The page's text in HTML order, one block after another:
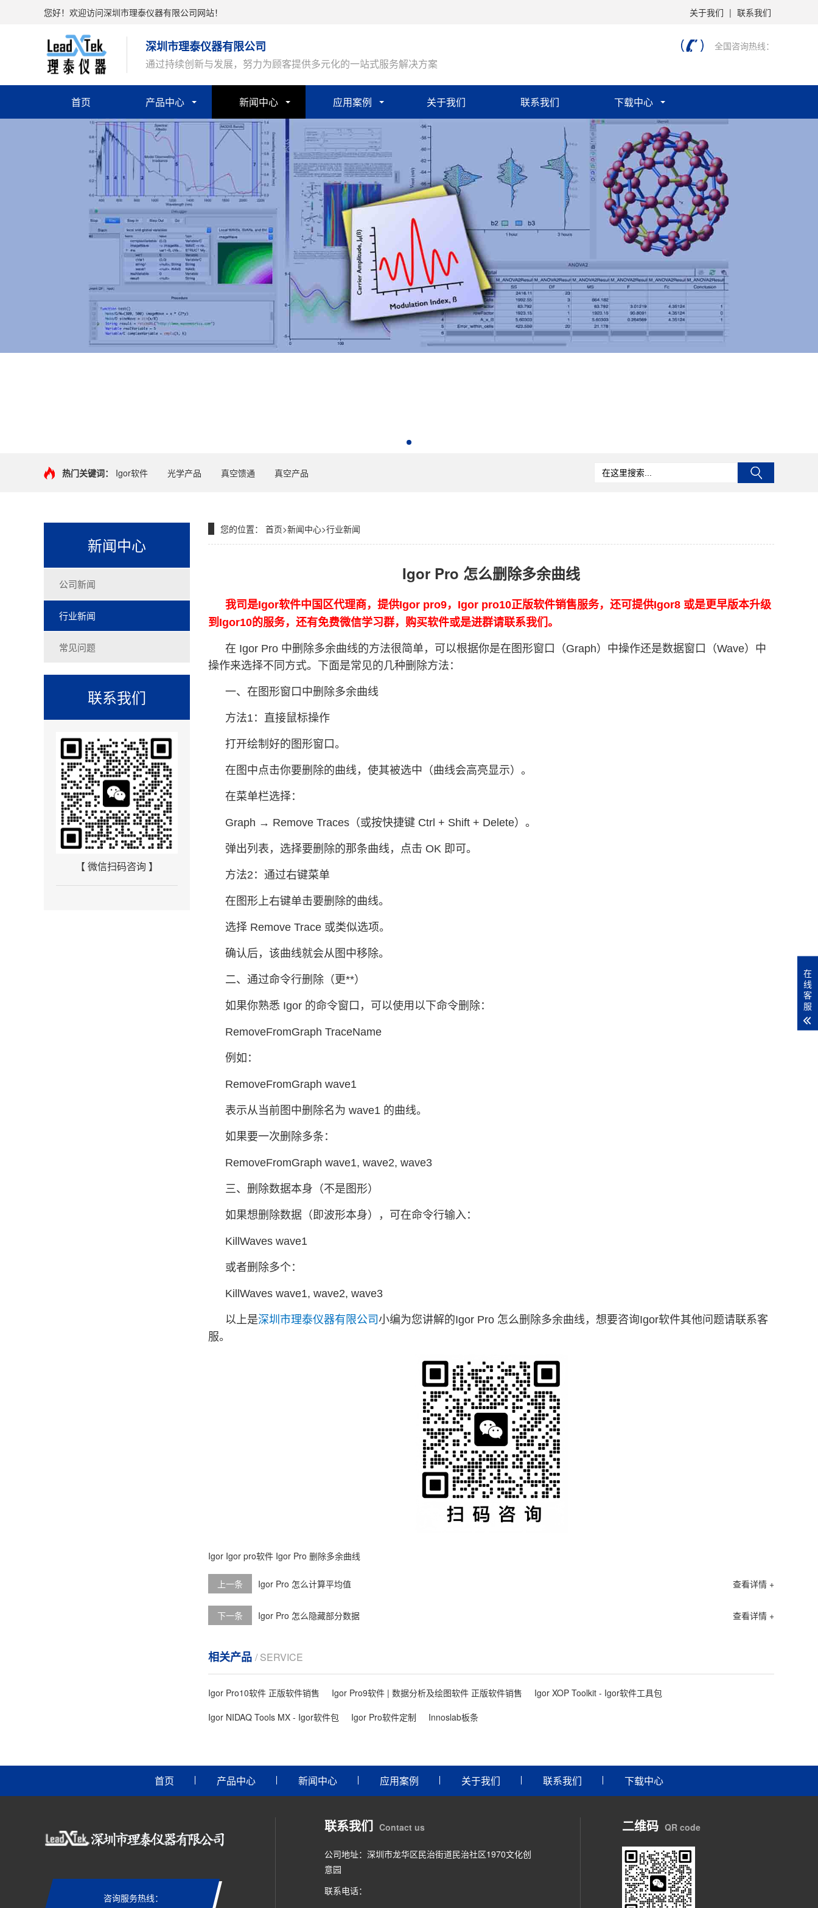
您好！欢迎访问深圳市理泰仪器有限公司网站！ 关于我们 | 联系我们
深圳市理泰仪器有限公司
通过持续创新与发展，努力为顾客提供多元化的一站式服务解决方案
全国咨询热线：
首页 产品中心 新闻中心 应用案例 关于我们 联系我们 下载中心
热门关键词：
Igor软件 光学产品 真空馈通 真空产品
新闻中心
公司新闻
行业新闻
常见问题
联系我们
【 微信扫码咨询 】
您的位置： 首页>新闻中心>行业新闻
Igor Pro 怎么删除多余曲线
我司是Igor软件中国区代理商，提供Igor pro9，Igor pro10正版软件销售服务，还可提供Igor8 或是更早版本升级
到Igor10的服务，还有免费微信学习群，购买软件或是进群请联系我们。
在 Igor Pro 中删除多余曲线的方法很简单，可以根据你是在图形窗口（Graph）中操作还是数据窗口（Wave）中
操作来选择不同方式。下面是常见的几种删除方法：
一、在图形窗口中删除多余曲线
方法1：直接鼠标操作
打开绘制好的图形窗口。
在图中点击你要删除的曲线，使其被选中（曲线会高亮显示）。
在菜单栏选择：
Graph → Remove Traces（或按快捷键 Ctrl + Shift + Delete）。
弹出列表，选择要删除的那条曲线，点击 OK 即可。
方法2：通过右键菜单
在图形上右键单击要删除的曲线。
选择 Remove Trace 或类似选项。
确认后，该曲线就会从图中移除。
二、通过命令行删除（更**）
如果你熟悉 Igor 的命令窗口，可以使用以下命令删除：
RemoveFromGraph TraceName
例如：
RemoveFromGraph wave1
表示从当前图中删除名为 wave1 的曲线。
如果要一次删除多条：
RemoveFromGraph wave1, wave2, wave3
三、删除数据本身（不是图形）
如果想删除数据（即波形本身），可在命令行输入：
KillWaves wave1
或者删除多个：
KillWaves wave1, wave2, wave3
以上是深圳市理泰仪器有限公司 小编为您讲解的Igor Pro 怎么删除多余曲线，想要咨询Igor软件其他问题请联系客
服。
Igor Igor pro软件 Igor Pro 删除多余曲线
上一条 查看详情 +
Igor Pro 怎么计算平均值
下一条 查看详情 +
Igor Pro 怎么隐藏部分数据
相关产品 / SERVICE
Igor Pro10软件 正版软件销售 Igor Pro9软件 | 数据分析及绘图软件 正版软件销售
Igor XOP Toolkit - Igor软件工具包
Igor NIDAQ Tools MX - Igor软件包
Igor Pro软件定制 Innoslab板条
首页 产品中心 新闻中心 应用案例 关于我们 联系我们 下载中心
咨询服务热线：
联系我们 Contact us
公司地址：深圳市龙华区民治街道民治社区1970文化创
意园
联系电话：
二维码 QR code
在
线
客
服